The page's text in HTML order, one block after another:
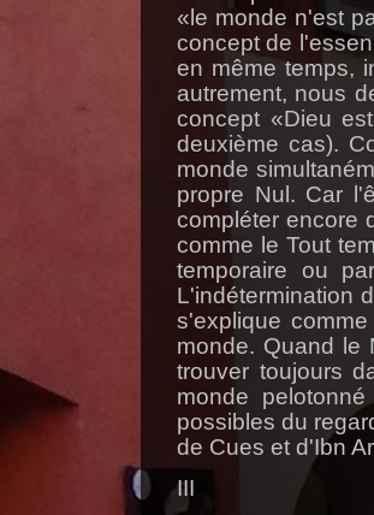
«le monde n'est
concept de
en même temps,
autrement, nous
concept «Dieu
deuxième cas).
monde
propre Nul. Car
compléter encore
comme le Tout
temporaire ou
L'indétermination
s'explique
monde. Quand le
trouver toujours
monde
possibles du
de Cues et d'Ibn
III